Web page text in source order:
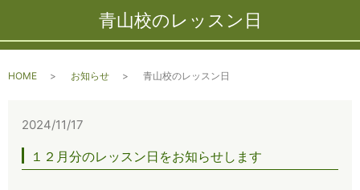
青山校のレッスン日
HOME お知らせ 青山校のレッスン日
2024/11/17
１２月分のレッスン日をお知らせします